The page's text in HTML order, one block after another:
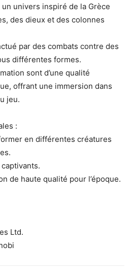
univers inspiré de la Grèce
des dieux et des colonnes
par des combats contre des
différentes formes.
sont d’une qualité
offrant une immersion dans
jeu.
:
en différentes créatures
de haute qualité pour l’époque.
Ltd.